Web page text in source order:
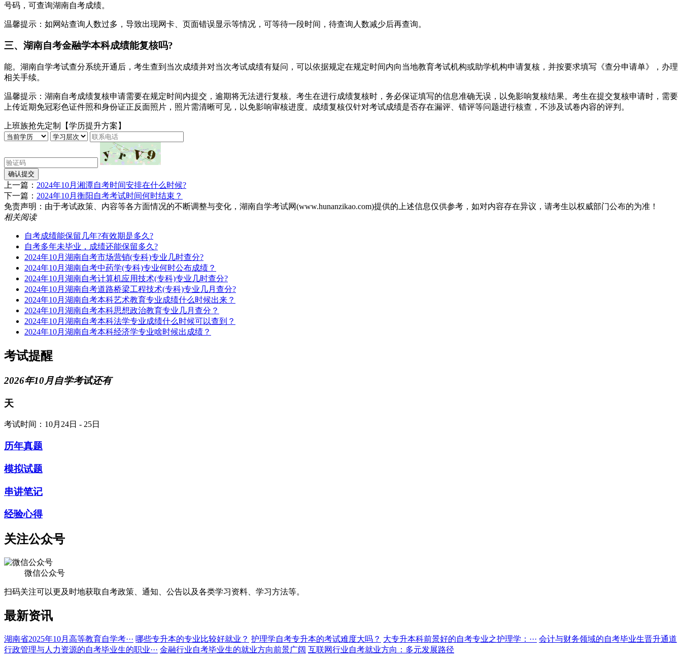
号码，可查询湖南自考成绩。
温馨提示：如网站查询人数过多，导致出现网卡、页面错误显示等情况，可等待一段时间，待查询人数减少后再查询。
三、湖南自考金融学本科成绩能复核吗?
能。湖南自学考试查分系统开通后，考生查到当次成绩并对当次考试成绩有疑问，可以依据规定在规定时间内向当地教育考试机构或助学机构申请复核，并按要求填写《查分申请单》，办理
相关手续。
温馨提示：湖南自考成绩复核申请需要在规定时间内提交，逾期将无法进行复核。考生在进行成绩复核时，务必保证填写的信息准确无误，以免影响复核结果。考生在提交复核申请时，需要
上传近期免冠彩色证件照和身份证正反面照片，照片需清晰可见，以免影响审核进度。成绩复核仅针对考试成绩是否存在漏评、错评等问题进行核查，不涉及试卷内容的评判。
上班族抢先定制【学历提升方案】
确认提交
上一篇： 2024年10月湘潭自考时间安排在什么时候?
下一篇： 2024年10月衡阳自考考试时间何时结束？
免责声明：由于考试政策、内容等各方面情况的不断调整与变化，湖南自学考试网(www.hunanzikao.com)提供的上述信息仅供参考，如对内容存在异议，请考生以权威部门公布的为准！
相关阅读
自考成绩能保留几年?有效期是多久?
自考多年未毕业，成绩还能保留多久?
2024年10月湖南自考市场营销(专科)专业几时查分?
2024年10月湖南自考中药学(专科)专业何时公布成绩？
2024年10月湖南自考计算机应用技术(专科)专业几时查分?
2024年10月湖南自考道路桥梁工程技术(专科)专业几月查分?
2024年10月湖南自考本科艺术教育专业成绩什么时候出来？
2024年10月湖南自考本科思想政治教育专业几月查分？
2024年10月湖南自考本科法学专业成绩什么时候可以查到？
2024年10月湖南自考本科经济学专业啥时候出成绩？
考试提醒
2026年10月自学考试还有
天
考试时间：10月24日 - 25日
历年真题
模拟试题
串讲笔记
经验心得
关注公众号
微信公众号
扫码关注可以更及时地获取自考政策、通知、公告以及各类学习资料、学习方法等。
最新资讯
湖南省2025年10月高等教育自学考··· 哪些专升本的专业比较好就业？ 护理学自考专升本的考试难度大吗？ 大专升本科前景好的自考专业之护理学：··· 会计与财务领域的自考毕业生晋升通道
行政管理与人力资源的自考毕业生的职业··· 金融行业自考毕业生的就业方向前景广阔 互联网行业自考就业方向：多元发展路径